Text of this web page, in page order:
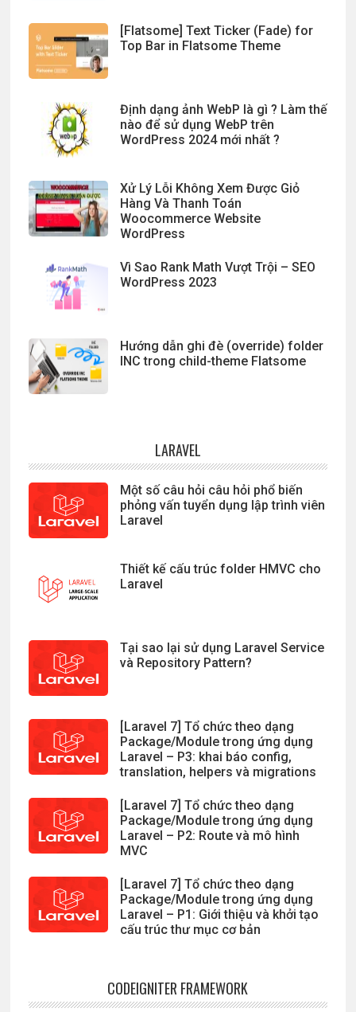
[Flatsome] Text Ticker (Fade) for
Top Bar in Flatsome Theme
Định dạng ảnh WebP là gì ? Làm thế
nào để sử dụng WebP trên
WordPress 2024 mới nhất ?
Xử Lý Lỗi Không Xem Được Giỏ
Hàng Và Thanh Toán
Woocommerce Website
WordPress
Vì Sao Rank Math Vượt Trội – SEO
WordPress 2023
Hướng dẫn ghi đè (override) folder
INC trong child-theme Flatsome
LARAVEL
Một số câu hỏi câu hỏi phổ biến
phỏng vấn tuyển dụng lập trình viên
Laravel
Thiết kế cấu trúc folder HMVC cho
Laravel
Tại sao lại sử dụng Laravel Service
và Repository Pattern?
[Laravel 7] Tổ chức theo dạng
Package/Module trong ứng dụng
Laravel – P3: khai báo config,
translation, helpers và migrations
[Laravel 7] Tổ chức theo dạng
Package/Module trong ứng dụng
Laravel – P2: Route và mô hình
MVC
[Laravel 7] Tổ chức theo dạng
Package/Module trong ứng dụng
Laravel – P1: Giới thiệu và khởi tạo
cấu trúc thư mục cơ bản
CODEIGNITER FRAMEWORK